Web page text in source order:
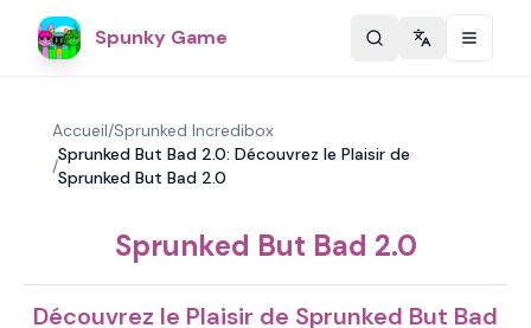
Spunky Game Change
Accueil/Sprunked Incredibox
/
Sprunked But Bad 2.0: Découvrez le Plaisir de
Sprunked But Bad 2.0
Sprunked But Bad 2.0
Découvrez le Plaisir de Sprunked But Bad